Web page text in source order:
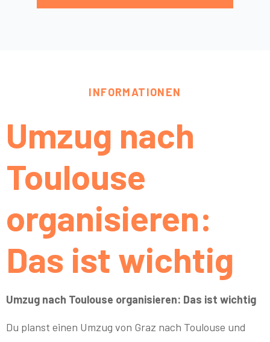
INFORMATIONEN
Umzug nach
Toulouse
organisieren:
Das ist wichtig
Umzug nach Toulouse organisieren: Das ist wichtig
Du planst einen Umzug von Graz nach Toulouse und